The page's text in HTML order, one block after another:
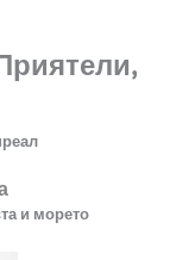
и морето